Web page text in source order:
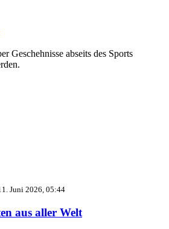
Geschehnisse abseits des Sports
Juni 2026, 05:44
aus aller Welt